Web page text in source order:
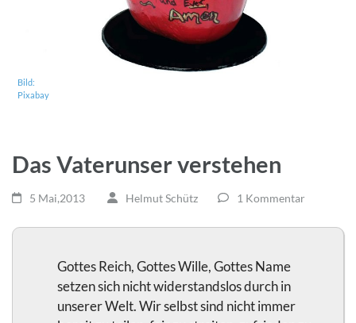
Bild:
Pixabay
Das Vaterunser verstehen
5 Mai,2013 Helmut Schütz 1 Kommentar
Gottes Reich, Gottes Wille, Gottes Name
setzen sich nicht widerstandslos durch in
unserer Welt. Wir selbst sind nicht immer